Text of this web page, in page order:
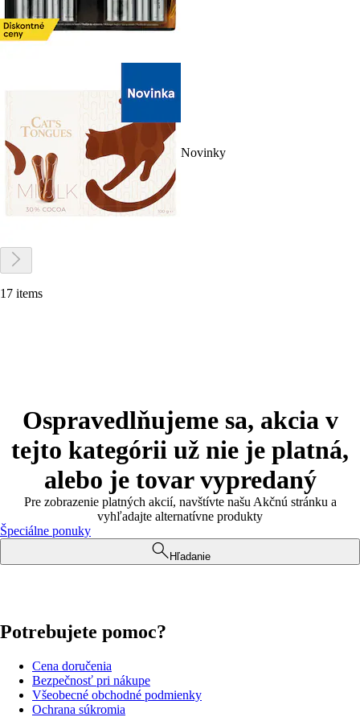
Novinky
17 items
Ospravedlňujeme sa, akcia v
tejto kategórii už nie je platná,
alebo je tovar vypredaný
Pre zobrazenie platných akcií, navštívte našu Akčnú stránku a
vyhľadajte alternatívne produkty
Špeciálne ponuky
Hľadanie
Potrebujete pomoc?
Cena doručenia
Bezpečnosť pri nákupe
Všeobecné obchodné podmienky
Ochrana súkromia